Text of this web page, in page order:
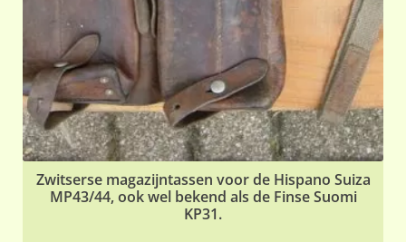
Zwitserse magazijntassen voor de Hispano Suiza
MP43/44, ook wel bekend als de Finse Suomi
KP31.